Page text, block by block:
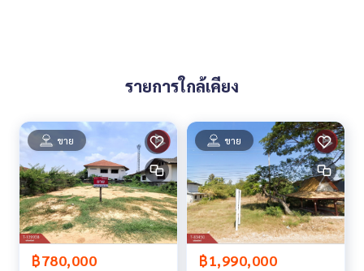
**เรามีบริการจัดสินเชื่อให้ฟรี พร้อมยินดีให้คำปรึกษา มีให้เลือกทุ
กธนาคาร**
**พร้อมอัตราดอกเบี้ยพิเศษ และ วงเงินสูงสุด 90-100% ของราคา
ประเมิน**
สนใจสอบถามข้อมูลเพิ่มเติม หรือ นัดชมบ้านได้ที่
Tel :0894507318ทองใบ (รหัสตัวแทน 6656)
Line ID :0894507318
Tel :0812677678
ติ๊ก (รหัสตัวแทน 6656-1)
รายการใกล้เคียง
ขาย
฿780,000
ขาย
฿1,990,000